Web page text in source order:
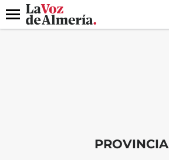
DESTACADO
Menú
PROVINCIA